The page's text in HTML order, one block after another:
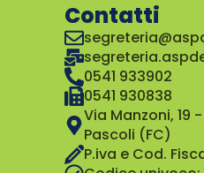
Contatti
0541 933902
0541 930838
Via Manzoni, 19
Pascoli (FC)
P.iva e Cod.